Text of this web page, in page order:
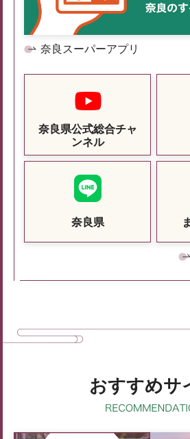
奈良スーパーアプリ
奈良県公式総合チャ
ンネル
奈良県
おすすめサ